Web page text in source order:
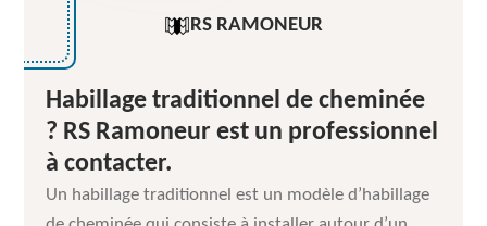
RS RAMONEUR
Habillage traditionnel de cheminée
? RS Ramoneur est un professionnel
à contacter.
Un habillage traditionnel est un modèle d’habillage